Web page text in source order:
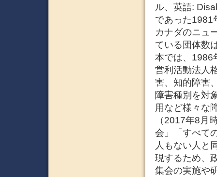
ル、英語:
であった1981
カナダのニュ
ている団体数
本では、1986
営利活動法人
害、知的障害
障害種別を対
用など様々な
（2017年8月
会」「すべて
人もない人と
現するため、
集会の実施や